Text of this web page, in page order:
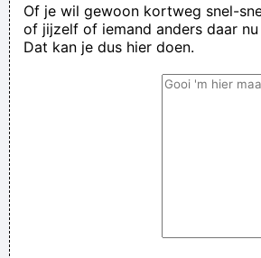
Of je wil gewoon kortweg snel-
of jijzelf of iemand anders daar
Dat kan je dus hier doen.